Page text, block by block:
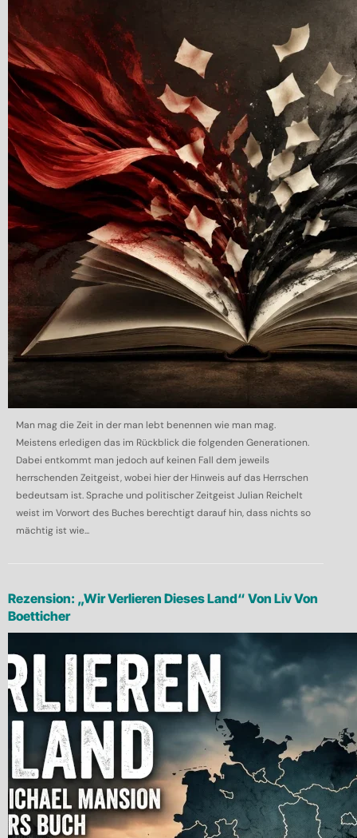
Man mag die Zeit in der man lebt benennen wie man mag.
Meistens erledigen das im Rückblick die folgenden Generationen.
Dabei entkommt man jedoch auf keinen Fall dem jeweils
herrschenden Zeitgeist, wobei hier der Hinweis auf das Herrschen
bedeutsam ist. Sprache und politischer Zeitgeist Julian Reichelt
weist im Vorwort des Buches berechtigt darauf hin, dass nichts so
mächtig ist wie...
Rezension: „Wir Verlieren Dieses Land“ Von Liv Von
Boetticher